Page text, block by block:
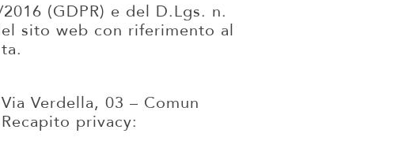
(GDPR) e del D.Lgs. n.
sito web con riferimento al
Verdella, 03 – Comun
Recapito privacy: